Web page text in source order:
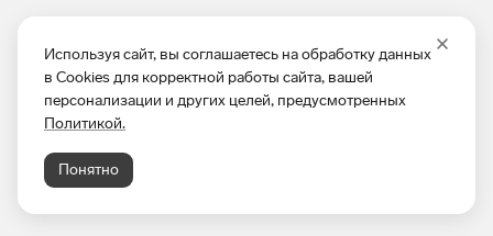
Используя сайт, вы соглашаетесь на обработку данных
в Cookies для корректной работы сайта, вашей
персонализации и других целей, предусмотренных
Политикой.
Понятно